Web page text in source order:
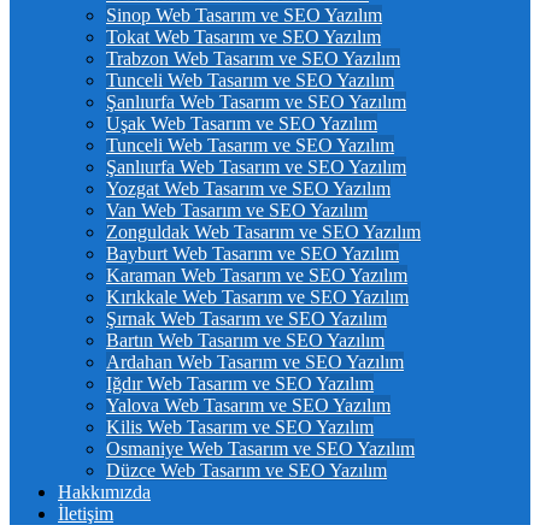
Sinop Web Tasarım ve SEO Yazılım
Tokat Web Tasarım ve SEO Yazılım
Trabzon Web Tasarım ve SEO Yazılım
Tunceli Web Tasarım ve SEO Yazılım
Şanlıurfa Web Tasarım ve SEO Yazılım
Uşak Web Tasarım ve SEO Yazılım
Tunceli Web Tasarım ve SEO Yazılım
Şanlıurfa Web Tasarım ve SEO Yazılım
Yozgat Web Tasarım ve SEO Yazılım
Van Web Tasarım ve SEO Yazılım
Zonguldak Web Tasarım ve SEO Yazılım
Bayburt Web Tasarım ve SEO Yazılım
Karaman Web Tasarım ve SEO Yazılım
Kırıkkale Web Tasarım ve SEO Yazılım
Şırnak Web Tasarım ve SEO Yazılım
Bartın Web Tasarım ve SEO Yazılım
Ardahan Web Tasarım ve SEO Yazılım
Iğdır Web Tasarım ve SEO Yazılım
Yalova Web Tasarım ve SEO Yazılım
Kilis Web Tasarım ve SEO Yazılım
Osmaniye Web Tasarım ve SEO Yazılım
Düzce Web Tasarım ve SEO Yazılım
Hakkımızda
İletişim